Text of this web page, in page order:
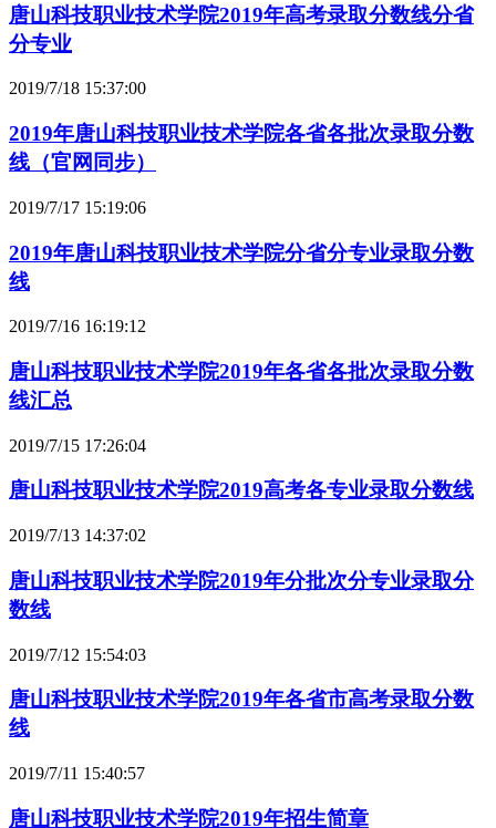
唐山科技职业技术学院2019年高考录取分数线分省
分专业
2019/7/18 15:37:00
2019年唐山科技职业技术学院各省各批次录取分数
线（官网同步）
2019/7/17 15:19:06
2019年唐山科技职业技术学院分省分专业录取分数
线
2019/7/16 16:19:12
唐山科技职业技术学院2019年各省各批次录取分数
线汇总
2019/7/15 17:26:04
唐山科技职业技术学院2019高考各专业录取分数线
2019/7/13 14:37:02
唐山科技职业技术学院2019年分批次分专业录取分
数线
2019/7/12 15:54:03
唐山科技职业技术学院2019年各省市高考录取分数
线
2019/7/11 15:40:57
唐山科技职业技术学院2019年招生简章